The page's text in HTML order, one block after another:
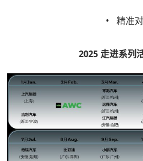
• 精准对接技
2025 走进系列